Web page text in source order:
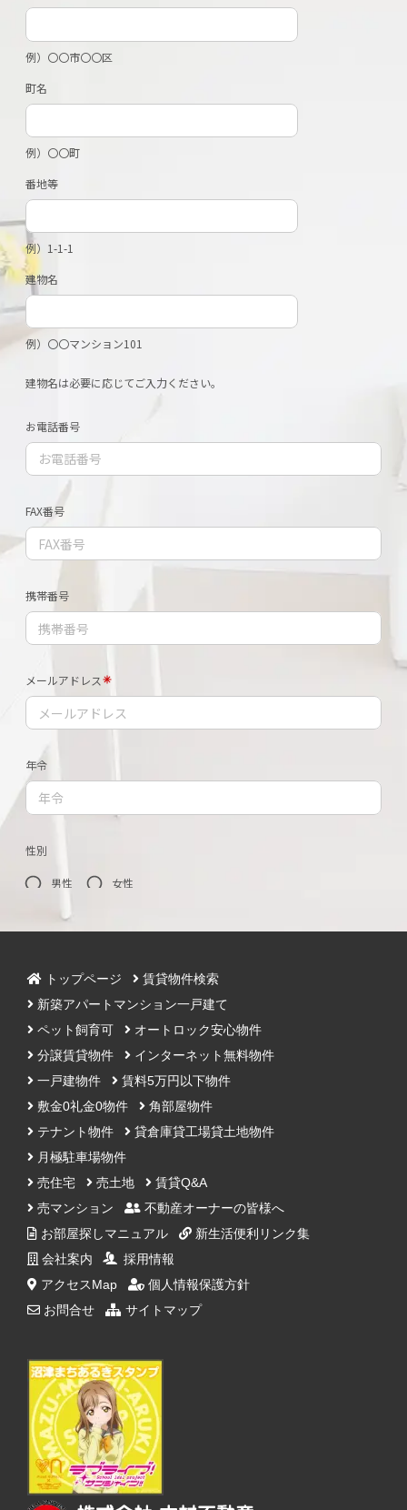
トップページ
賃貸物件検索
新築アパートマンション一戸建て
ペット飼育可
オートロック安心物件
分譲賃貸物件
インターネット無料物件
一戸建物件
賃料5万円以下物件
敷金0礼金0物件
角部屋物件
テナント物件
貸倉庫貸工場貸土地物件
月極駐車場物件
売住宅
売土地
賃貸Q&A
売マンション
不動産オーナーの皆様へ
お部屋探しマニュアル
新生活便利リンク集
会社案内
採用情報
アクセスMap
個人情報保護方針
お問合せ
サイトマップ